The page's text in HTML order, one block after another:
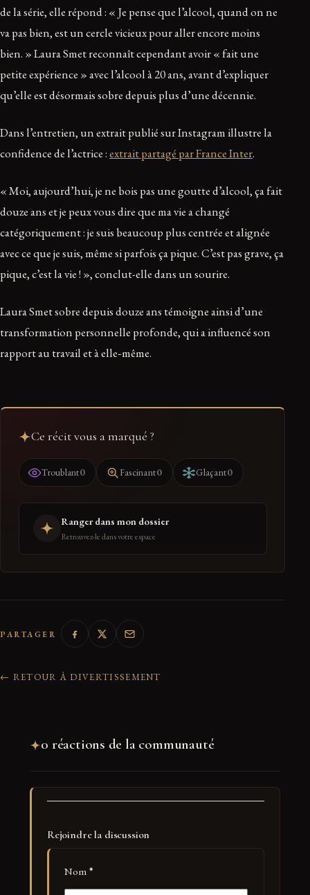
de la série, elle répond : « Je pense que l’alcool, quand on ne
va pas bien, est un cercle vicieux pour aller encore moins
bien. » Laura Smet reconnaît cependant avoir « fait une
petite expérience » avec l’alcool à 20 ans, avant d’expliquer
qu’elle est désormais sobre depuis plus d’une décennie.
Dans l’entretien, un extrait publié sur Instagram illustre la
confidence de l’actrice :extrait partagé par France Inter.
« Moi, aujourd’hui, je ne bois pas une goutte d’alcool, ça fait
douze ans et je peux vous dire que ma vie a changé
catégoriquement : je suis beaucoup plus centrée et alignée
avec ce que je suis, même si parfois ça pique. C’est pas grave, ça
pique, c’est la vie ! », conclut-elle dans un sourire.
Laura Smet sobre depuis douze ans témoigne ainsi d’une
transformation personnelle profonde, qui a influencé son
rapport au travail et à elle‑même.
Ce récit vous a marqué ?
Troublant0 Fascinant0 Glaçant0
Ranger dans mon dossier
Retrouvez-le dans votre espace
PARTAGER
← RETOUR À DIVERTISSEMENT
0 réactions de la communauté
Rejoindre la discussion
Nom *